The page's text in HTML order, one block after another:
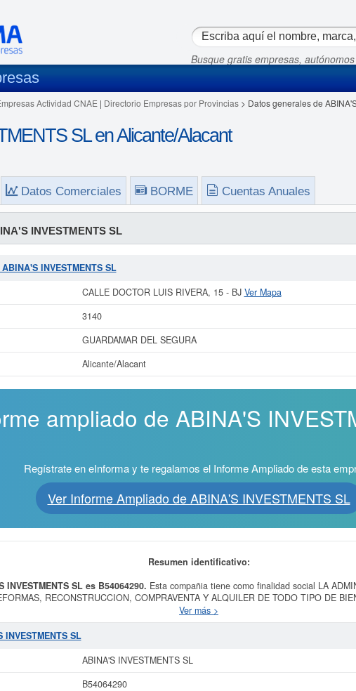
Busque gratis empresas,
Actividad CNAE | Directorio Empresas por Provincias> Datos generales de
SL en Alicante/Alacant
Datos Comerciales BORME Cuentas Anuales
INVESTMENTS SL
INVESTMENTS SL
CALLE DOCTOR LUIS RIVERA, 15 - BJ Ver Mapa
3140
GUARDAMAR DEL SEGURA
Alicante/Alacant
ampliado de ABINA'S
Regístrate en eInforma y te regalamos el Informe Ampliado de esta
Ver Informe Ampliado de ABINA'S INVESTMENTS SL
Resumen identificativo:
INVESTMENTS SL es B54064290. Esta compañia tiene como finalidad social LA
RECONSTRUCCION, COMPRAVENTA Y ALQUILER DE TODO TIPO DE
fecha de su constitución el día 25/11/2005. El CNAE que tiene es 6820 - Alquiler de
a la empresaABINA'S INVESTMENTS SLes el 65190000. Esta ficha de
el 27/04/2026. En esta página puede consultar además las subvenciones a las
más datos de la empresa ABINA'S INVESTMENTS SL puede
SL y consultar los resultados de sus años de actividad, así como los balances y
Ver más >
SL
ABINA'S INVESTMENTS SL
B54064290